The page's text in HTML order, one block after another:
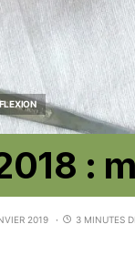
:
2019 3 MINUTES